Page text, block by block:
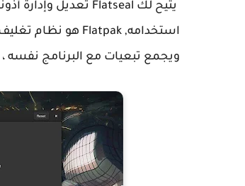
ويجمع تبعيات مع البرنامج نفسه